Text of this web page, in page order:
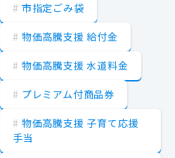
市指定ごみ袋
物価高騰支援 給付金
物価高騰支援 水道料金
プレミアム付商品券
物価高騰支援 子育て応援
手当